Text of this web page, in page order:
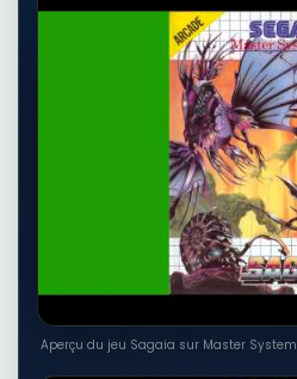
Aperçu du jeu Sagaia sur Master System